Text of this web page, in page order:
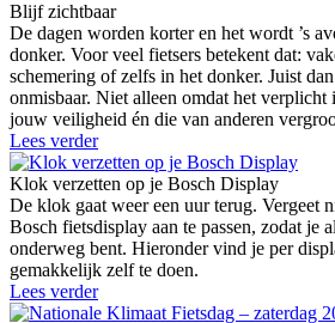
Blijf zichtbaar
De dagen worden korter en het wordt ’s
donker. Voor veel fietsers betekent dat:
schemering of zelfs in het donker. Juist
onmisbaar. Niet alleen omdat het verplicht
jouw veiligheid én die van anderen
Lees verder
Klok verzetten op je Bosch Display
De klok gaat weer een uur terug. Vergeet
Bosch fietsdisplay aan te passen, zodat je
onderweg bent. Hieronder vind je per
gemakkelijk zelf te doen.
Lees verder